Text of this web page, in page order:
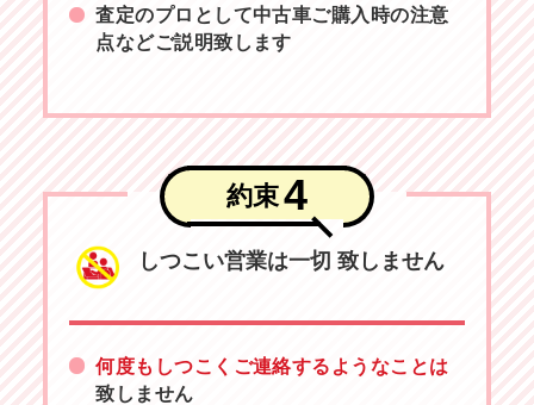
査定のプロとして中古車ご購入時の注意
点などご説明致します
約束4
しつこい営業は一切 致しません
何度もしつこくご連絡するようなことは
致しません